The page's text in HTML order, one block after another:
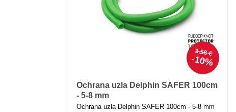
3,58 €
10%
Ochrana uzla Delphin SAFER 100cm
- 5-8 mm
Ochrana uzla Delphin SAFER 100cm - 5-8 mm